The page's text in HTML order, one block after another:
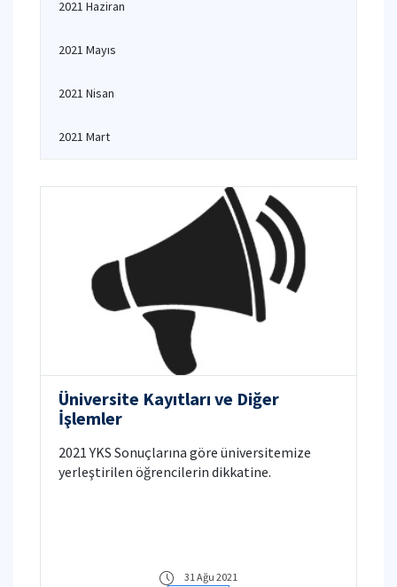
2021 Haziran
2021 Mayıs
2021 Nisan
2021 Mart
Üniversite Kayıtları ve Diğer
İşlemler
2021 YKS Sonuçlarına göre üniversitemize
yerleştirilen öğrencilerin dikkatine.
31 Ağu 2021